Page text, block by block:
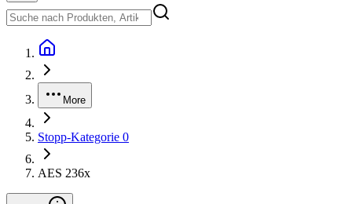
More
Stopp-Kategorie 0
AES 236x